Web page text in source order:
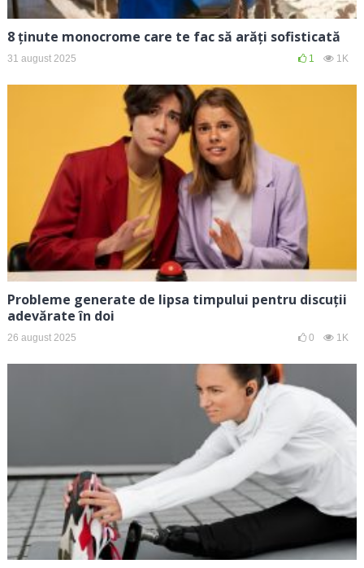
8 ținute monocrome care te fac să arăți sofisticată
31 august 2025 1 1K
Probleme generate de lipsa timpului pentru discuții
adevărate în doi
26 august 2025 0 1K